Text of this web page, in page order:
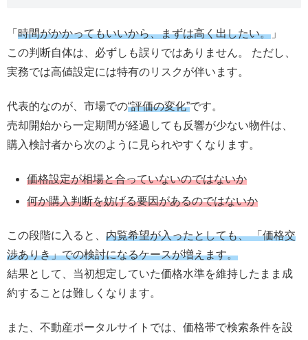
「 時間がかかってもいいから、まずは高く出したい。 」
この判断自体は、必ずしも誤りではありません。 ただし、
実務では高値設定には特有のリスクが伴います。
代表的なのが、市場での“評価の変化”です。
売却開始から一定期間が経過しても反響が少ない物件は、
購入検討者から次のように見られやすくなります。
価格設定が相場と合っていないのではないか
何か購入判断を妨げる要因があるのではないか
この段階に入ると、 内覧希望が入ったとしても、 「価格交
渉ありき」での検討になるケースが増えます。
結果として、当初想定していた価格水準を維持したまま成
約することは難しくなります。
また、不動産ポータルサイトでは、価格帯で検索条件を設